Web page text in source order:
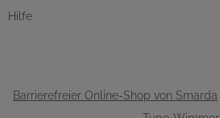
Hilfe
Barrierefreier Online-Shop von Smarda